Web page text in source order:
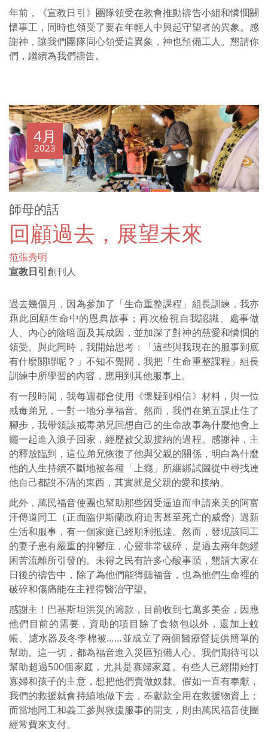
年前，《宣教日引》團隊領受在教會推動禱告小組和憐憫關
懷事工，同時也領受了要在年輕人中興起守望者的異象。感
謝神，讓我們團隊同心領受這異象，神也預備工人。懇請你
們，繼續為我們禱告。
師母的話
回顧過去，展望未來
4月
2023
范張秀明
宣教日引創刊人
過去幾個月，因為參加了「生命重整課程」組長訓練，我亦
藉此回顧生命中的恩典故事；再次檢視自我認識、處事做
人、內心的陰暗面及其成因，並加深了對神的慈愛和憐憫的
領受。與此同時，我開始思考：「這些與我現在的服事到底
有什麼關聯呢？」不知不覺間，我把「生命重整課程」組長
訓練中所學習的內容，應用到其他服事上。
有一段時間，我每週都會使用《懷疑到相信》材料，與一位
戒毒弟兄，一對一地分享福音。然而，我們在第五課止住了
腳步，我帶領該戒毒弟兄回想自己的生命故事為什麼他會上
癮一起進入浪子回家，經歷被父親接納的過程。感謝神，主
的釋放臨到，這位弟兄恢復了他與父親的關係，明白為什麼
他的人生持續不斷地被各種「上癮」所綑綁試圖從中尋找連
他自己都說不清的東西，其實就是父親的愛和接納。
此外，萬民福音使團也幫助那些因受逼迫而申請來美的阿富
汗傳道同工（正面臨伊斯蘭政府迫害甚至死亡的威脅）過新
生活和服事，有一個家庭已經順利抵達。然而，發現該同工
的妻子患有嚴重的抑鬱症，心靈非常破碎，是過去兩年飽經
困苦流離所引發的。未得之民有許多心酸事蹟，懇請大家在
日後的禱告中，除了為他們能得聽福音，也為他們生命裡的
破碎和傷痛能在主裡得醫治守望。
感謝主！巴基斯坦洪災的籌款，目前收到七萬多美金，因應
他們目前的需要，資助的項目除了食物包以外，還加上蚊
帳、濾水器及冬季棉被……並成立了兩個醫療營提供簡單的
幫助。這一切，都為福音進入災區預備人心。我們期待可以
幫助超過500個家庭，尤其是寡婦家庭。有些人已經開始打
寡婦和孩子的主意，想把他們賣做奴隸。假如一直有奉獻，
我們的救援就會持續地做下去，奉獻款全用在救援物資上；
而當地同工和義工參與救援服事的開支，則由萬民福音使團
經常費來支付。